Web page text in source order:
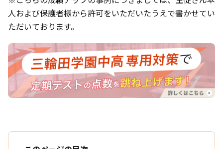
人および保護者様から許可をいただいたうえで書かせてい
ただいております。